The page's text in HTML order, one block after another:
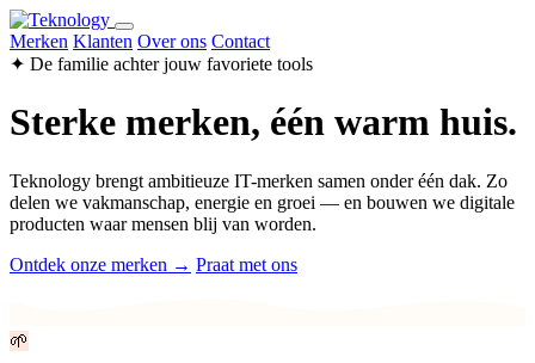
Merken Klanten Over ons Contact
✦ De familie achter jouw favoriete tools
Sterke merken, één warm huis.
Teknology brengt ambitieuze IT-merken samen onder één dak. Zo
delen we vakmanschap, energie en groei — en bouwen we digitale
producten waar mensen blij van worden.
Ontdek onze merken → Praat met ons
🌱